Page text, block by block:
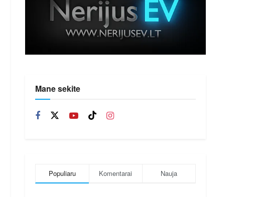
Mane sekite
Populiaru Komentarai Nauja